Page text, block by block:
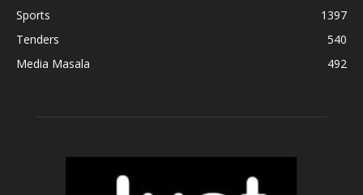
Sports
1397
Tenders
540
Media Masala
492